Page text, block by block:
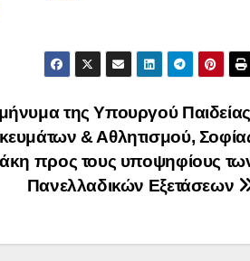
της Υπουργού
& Αθλητισμού,
προς τους υποψηφίους
Πανελλαδικών Εξετάσεων